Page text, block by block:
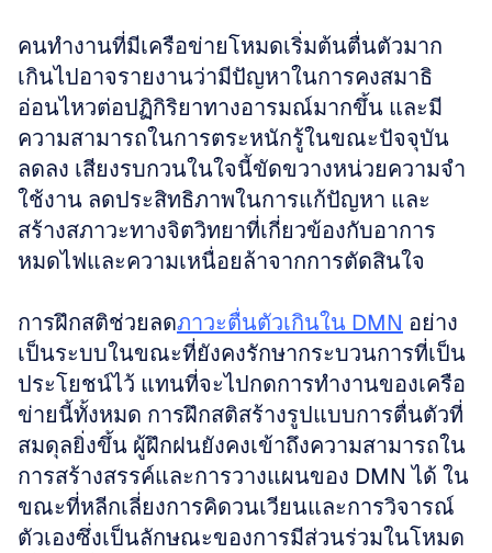
คนทำงานที่มีเครือข่ายโหมดเริ่มต้นตื่นตัวมาก
เกินไปอาจรายงานว่ามีปัญหาในการคงสมาธิ
อ่อนไหวต่อปฏิกิริยาทางอารมณ์มากขึ้น และมี
ความสามารถในการตระหนักรู้ในขณะปัจจุบัน
ลดลง เสียงรบกวนในใจนี้ขัดขวางหน่วยความจำ
ใช้งาน ลดประสิทธิภาพในการแก้ปัญหา และ
สร้างสภาวะทางจิตวิทยาที่เกี่ยวข้องกับอาการ
หมดไฟและความเหนื่อยล้าจากการตัดสินใจ
การฝึกสติช่วยลดภาวะตื่นตัวเกินใน DMN อย่าง
เป็นระบบในขณะที่ยังคงรักษากระบวนการที่เป็น
ประโยชน์ไว้ แทนที่จะไปกดการทำงานของเครือ
ข่ายนี้ทั้งหมด การฝึกสติสร้างรูปแบบการตื่นตัวที่
สมดุลยิ่งขึ้น ผู้ฝึกฝนยังคงเข้าถึงความสามารถใน
การสร้างสรรค์และการวางแผนของ DMN ได้ ใน
ขณะที่หลีกเลี่ยงการคิดวนเวียนและการวิจารณ์
ตัวเองซึ่งเป็นลักษณะของการมีส่วนร่วมในโหมด